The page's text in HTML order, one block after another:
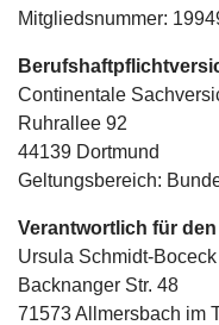
Mitgliedsnummer:
Continentale
Ruhrallee 92
44139 Dortmund
Geltungsbereich:
Verantwortlich für
Ursula Schmidt-Boceck
Backnanger Str. 48
71573 Allmersbach im